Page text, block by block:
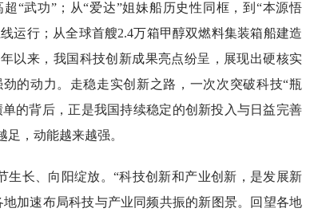
“武功”；从“爱达”姐妹船历史性同框，到“本源悟
运行；从全球首艘2.4万箱甲醇双燃料集装箱船建造
来，我国科技创新成果亮点纷呈，展现出硬核实
的动力。走稳走实创新之路，一次次突破科技“瓶
的背后，正是我国持续稳定的创新投入与日益完善
，动能越来越强。
生长、向阳绽放。“科技创新和产业创新，是发展新
加速布局科技与产业同频共振的新图景。回望各地